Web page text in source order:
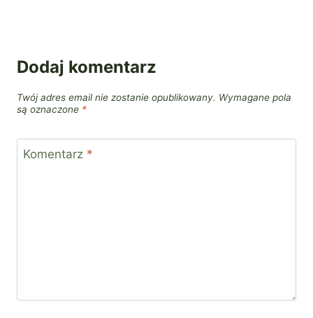
Dodaj komentarz
Twój adres email nie zostanie opublikowany. Wymagane pola
są oznaczone *
Komentarz *